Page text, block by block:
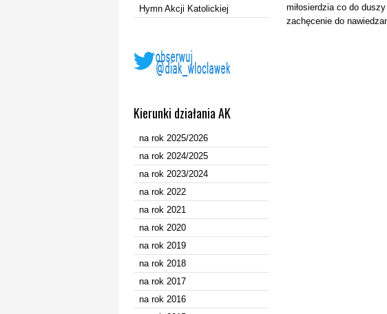
Hymn Akcji Katolickiej
Kierunki działania AK
na rok 2025/2026
na rok 2024/2025
na rok 2023/2024
na rok 2022
na rok 2021
na rok 2020
na rok 2019
na rok 2018
na rok 2017
na rok 2016
miłosierdzia co do
zachęcenie do